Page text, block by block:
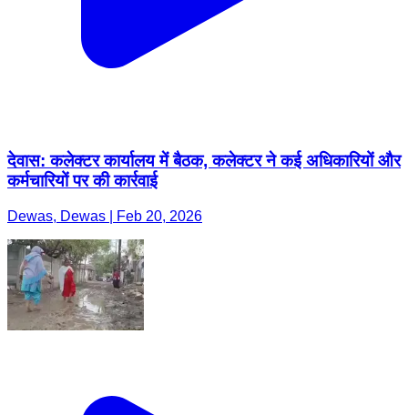
देवास: कलेक्टर कार्यालय में बैठक, कलेक्टर ने कई अधिकारियों और
कर्मचारियों पर की कार्रवाई
Dewas, Dewas | Feb 20, 2026